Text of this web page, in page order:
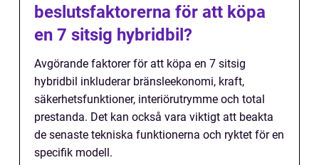
beslutsfaktorerna för att köpa
en 7 sitsig hybridbil?
Avgörande faktorer för att köpa en 7 sitsig
hybridbil inkluderar bränsleekonomi, kraft,
säkerhetsfunktioner, interiörutrymme och total
prestanda. Det kan också vara viktigt att beakta
de senaste tekniska funktionerna och ryktet för en
specifik modell.